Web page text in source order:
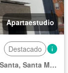
Apartaestudio
Destacado
Distrito Turístico Cultural E Histórico De Santa, Santa Marta